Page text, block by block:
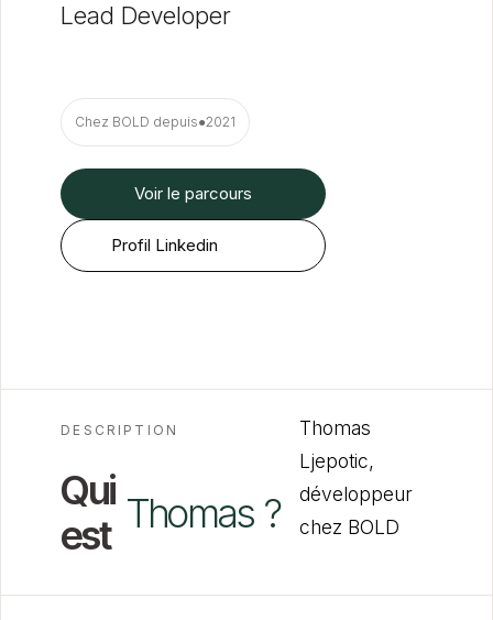
Lead Developer
Chez BOLD depuis●2021
Voir le parcours
Profil Linkedin
DESCRIPTION
Qui
est Thomas ?
Thomas
Ljepotic,
développeur
chez BOLD